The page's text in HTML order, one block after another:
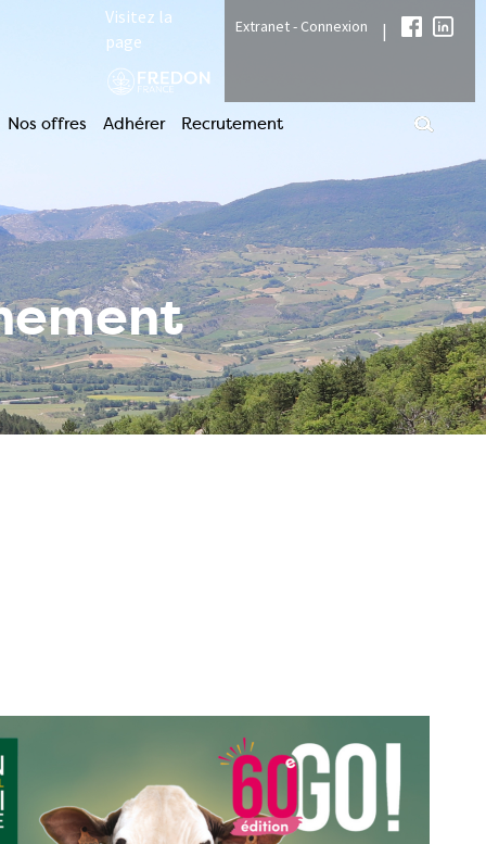
Visitez la
page
Extranet - Connexion |
Nos offres Adhérer Recrutement